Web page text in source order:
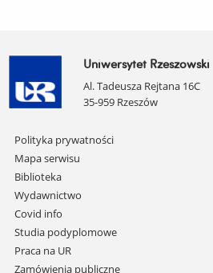
Uniwersytet Rzeszowski
Al. Tadeusza Rejtana 16C
35-959 Rzeszów
Pomiń
nawigację
i
przejdź
do
treści
Polityka prywatności
Mapa serwisu
Biblioteka
Wydawnictwo
Covid info
Studia podyplomowe
Praca na UR
Zamówienia publiczne